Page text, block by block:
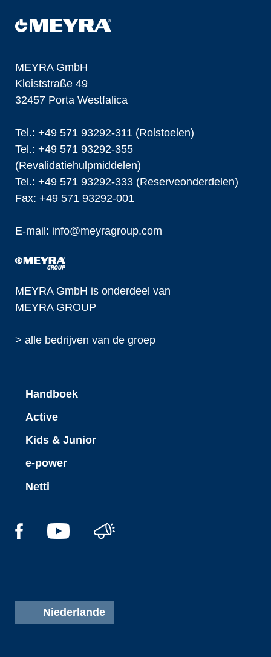
MEYRA GmbH
Kleiststraße 49
32457 Porta Westfalica
Tel.: +49 571 93292-311 (Rolstoelen)
Tel.: +49 571 93292-355
(Revalidatiehulpmiddelen)
Tel.: +49 571 93292-333 (Reserveonderdelen)
Fax: +49 571 93292-001
E-mail: info@meyragroup.com
MEYRA GmbH is onderdeel van
MEYRA GROUP
> alle bedrijven van de groep
Handboek
Active
Kids & Junior
e-power
Netti
Niederlande